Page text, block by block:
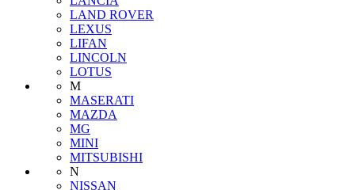
LAND ROVER
LEXUS
LIFAN
LINCOLN
LOTUS
M
MASERATI
MAZDA
MG
MINI
MITSUBISHI
N
NISSAN